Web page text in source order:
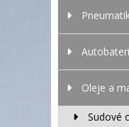
Oleje a
Sudové